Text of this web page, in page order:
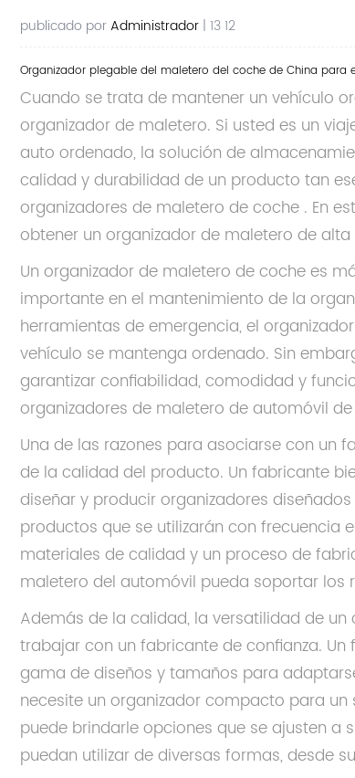
publicado porAdministrador | 13 12
Organizador plegable del maletero del coche de China para
Cuando se trata de mantener un vehículo
organizador de maletero. Si usted es un
auto ordenado, la solución de
calidad y durabilidad de un producto tan
organizadores de maletero de coche . En
obtener un organizador de maletero de
Un organizador de maletero de coche es
importante en el mantenimiento de la
herramientas de emergencia, el
vehículo se mantenga ordenado. Sin
garantizar confiabilidad, comodidad y
organizadores de maletero de automóvil
Una de las razones para asociarse con un
de la calidad del producto. Un fabricante
diseñar y producir organizadores
productos que se utilizarán con frecuencia
materiales de calidad y un proceso de
maletero del automóvil pueda soportar los
Además de la calidad, la versatilidad de
trabajar con un fabricante de confianza.
gama de diseños y tamaños para
necesite un organizador compacto para
puede brindarle opciones que se ajusten a
puedan utilizar de diversas formas, desde